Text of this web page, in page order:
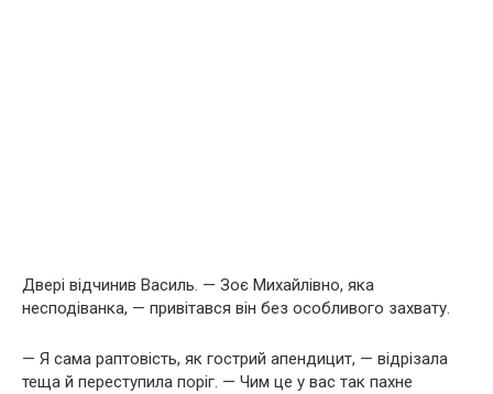
Двері відчинив Василь. — Зоє Михайлівно, яка
несподіванка, — привітався він без особливого захвату.
— Я сама раптовість, як гострий апендицит, — відрізала
теща й переступила поріг. — Чим це у вас так пахне